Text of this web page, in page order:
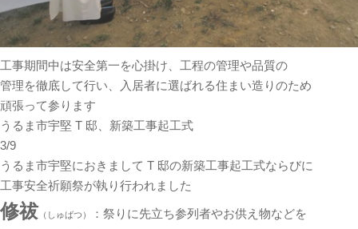
工事期間中は安全第一を心掛け、工程の管理や品質の
管理を徹底して行い、入居者に選ばれる住まい造りのため
頑張って参ります
うるま市宇堅 T 邸、新築工事起工式
3/9
うるま市宇堅におきまして T 邸の新築工事起工式ならびに
工事安全祈願祭が執り行われました
修祓 （しゅばつ）
：祭りに先立ち参列者やお供え物などを